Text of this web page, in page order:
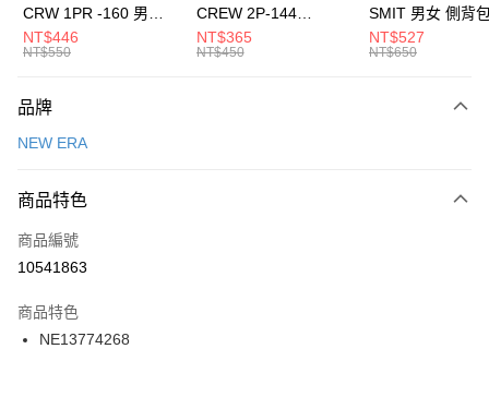
元大商業銀行
台灣樂天信用卡公司
全盈+PAY
AFTEE先享後付
【關於「AFTEE先享後付」】
便利好安心！
３．安心：先確認商品／服務後，再付款。
【「AFTEE先享後付」結帳流程】
１．於結帳方式選擇「AFTEE先享後付」後，將跳轉至「AFTEE先享後付」
２．訂單成立數日內，您將收到繳費通知簡訊。
３．收到繳費通知簡訊後14天內，點擊此簡訊中的連結，可透過四大超商／
ATM／網路銀行／等多元方式進行付款，方視為交易完成。
運送方式
每筆NT$100，滿NT$1,500(含以上)免運費
宅配
每筆NT$100，滿NT$1,500(含以上)免運費
付款後門市自取
每筆NT$100，滿NT$1,500(含以上)免運費
CRW 1PR -160 男女
中統襪 FZ3393100
NT$446
NT$550
CREW 2P-144
EMBRDY 男女 短統襪
FZ3073133
NT$365
NT$450
SMIT 男女 側背
BA5871010
NT$527
NT$650
品牌
NEW ERA
商品特色
商品編號
10541863
商品特色
NE13774268